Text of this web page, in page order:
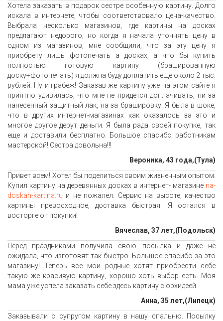
Хотела заказать в подарок сестре особенную картину. Долго
искала в интернете, чтобы соответствовало цена-качество.
Выбрала несколько магазинов, где картины на досках
предлагают недорого, но когда я начала уточнять цену в
одном из магазинов, мне сообщили, что за эту цену я
приобрету лишь фотопечать а досках, а что бы купить
полностью готовую картину (брашированную
доску+фотопечать) я должна буду доплатить еще около 2 тыс.
рублей. Ну и грабеж! Заказав же картину уже на этом сайте я
приятно удивилась, что мне не придется доплачивать, ни за
нанесенный защитный лак, на за брашировку. Я была в шоке,
что в других интернет-магазинах как оказалось за это и
многое другое дерут деньги. Я была рада своей покупке, так
еще и доставили бесплатно. Большое спасибо работникам
мастерской! Сестра довольна!!!
Вероника, 43 года,(Тула)
Привет всем! Хотел бы поделиться своим жизненным опытом.
Купил картину на деревянных досках в интернет- магазине na-
doskah-kartina.ru и не пожалел. Сервис на высоте, качество
картины превосходное, доставка быстрая. Я остался в
восторге от покупки!
Вячеслав, 37 лет,(Подольск)
Перед праздниками получила свою посылка и даже не
ожидала, что изготовят так быстро. Большое спасибо за это
магазину! Теперь все мои родные хотят приобрести себе
такую же красивую картину, хорошо хоть выбор есть. Моя
мама уже успела заказать себе здесь картину с орхидеей.
Анна, 35 лет,(Липецк)
Заказывали с супругом картину в нашу спальню. Посылку